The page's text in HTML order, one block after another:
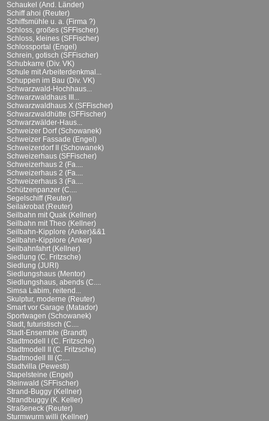
Schaukel (And. Länder)
Schiff ahoi (Reuter)
Schiffsmühle u. a. (Firma ?)
Schloss, großes (SFFischer)
Schloss, kleines (SFFischer)
Schlossportal (Engel)
Schrein, gotisch (SFFischer)
Schubkarre (Div. VK)
Schule mit Arbeiterdenkmal...
Schuppen im Bau (Div. VK)
Schwarzwald-Hochhaus...
Schwarzwaldhaus III...
Schwarzwaldhaus X (SFFischer)
Schwarzwaldhütte (SFFischer)
Schwarzwälder-Haus...
Schweizer Dorf (Schowanek)
Schweizer Fassade (Engel)
Schweizerdorf II (Schowanek)
Schweizerhaus (SFFischer)
Schweizerhaus 2 (Fa....
Schweizerhaus 2 (Fa....
Schweizerhaus 3 (Fa....
Schützenpanzer (C....
Segelschiff (Reuter)
Seilakrobat (Reuter)
Seilbahn mit Quak (Kellner)
Seilbahn mit Theo (Kellner)
Seilbahn-Kipplore (Anker)&&1
Seilbahn-Kipplore (Anker)
Seilbahnfahrt (Kellner)
Siedlung (C. Fritzsche)
Siedlung (JURI)
Siedlungshaus (Mentor)
Siedlungshaus, abends (C....
Simsa Labim, reitend...
Skulptur, moderne (Reuter)
Smart vor Garage (Matador)
Sportwagen (Schowanek)
Stadt, futuristisch (C....
Stadt-Ensemble (Brandt)
Stadtmodell I (C. Fritzsche)
Stadtmodell II (C. Fritzsche)
Stadtmodell III (C....
Stadtvilla (Pewesti)
Stapelsteine (Engel)
Steinwald (SFFischer)
Strand-Buggy (Kellner)
Strandbuggy (K. Keller)
Straßeneck (Reuter)
Sturmwurm willi (Kellner)